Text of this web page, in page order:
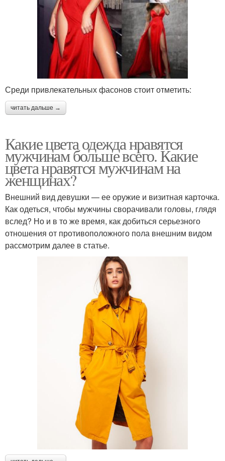
Среди привлекательных фасонов стоит отметить:
читать дальше →
Какие цвета одежда нравятся
мужчинам больше всего. Какие
цвета нравятся мужчинам на
женщинах?
Внешний вид девушки — ее оружие и визитная карточка.
Как одеться, чтобы мужчины сворачивали головы, глядя
вслед? Но и в то же время, как добиться серьезного
отношения от противоположного пола внешним видом
рассмотрим далее в статье.